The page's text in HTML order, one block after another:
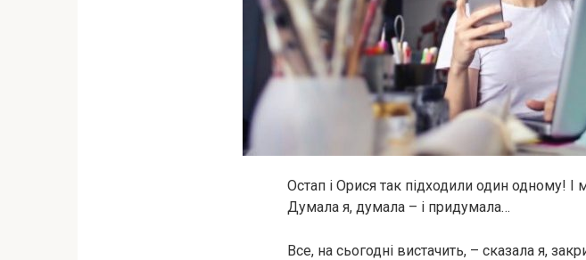
Остап і Орися так підходили один одному! І
Думала я, думала – і придумала…
Все, на сьогодні вистачить, – сказала я,